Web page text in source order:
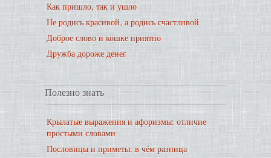
Как пришло, так и ушло
Не родись красивой, а родись счастливой
Доброе слово и кошке приятно
Дружба дороже денег
Полезно знать
Крылатые выражения и афоризмы: отличие
простыми словами
Пословицы и приметы: в чём разница